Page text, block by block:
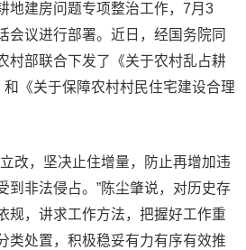
地建房问题专项整治工作，7月3
会议进行部署。近日，经国务院同
村部联合下发了《关于农村乱占耕
和《关于保障农村村民住宅建设合理
改，坚决止住增量，防止再增加违
到非法侵占。”陈尘肇说，对历史存
规，讲求工作方法，把握好工作重
类处置，积极稳妥有力有序有效推